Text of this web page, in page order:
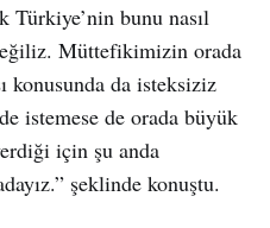
Türkiye’nin bunu nasıl
Müttefikimizin orada
konusunda da isteksiziz
istemese de orada büyük
için şu anda
şeklinde konuştu.